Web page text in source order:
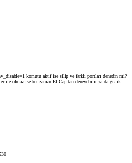
komutu aktif ise silip ve farklı portları denedin mi?
ile olmaz ise her zaman El Capitan deneyebilir ya da grafik